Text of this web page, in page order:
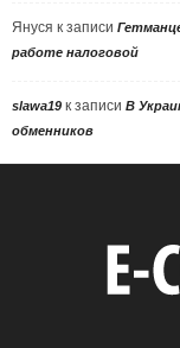
Януся к записи
работе налоговой
slawa19 к записи В
обменников